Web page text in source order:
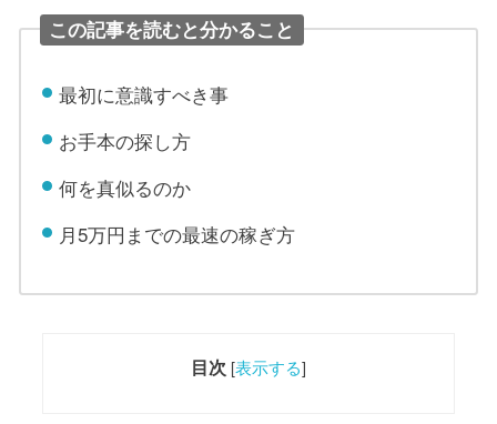
この記事を読むと分かること
最初に意識すべき事
お手本の探し方
何を真似るのか
月5万円までの最速の稼ぎ方
目次 [表示する]